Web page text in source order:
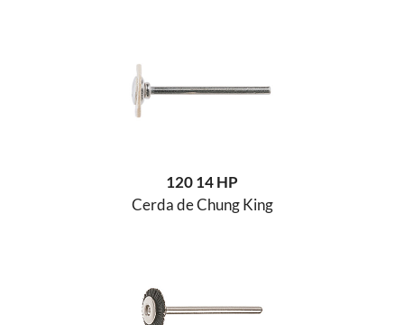
120 14 HP
Cerda de Chung King